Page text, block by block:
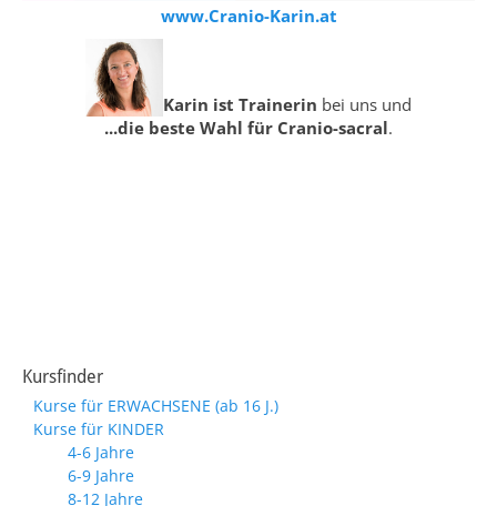
www.Cranio-Karin.at
Karin ist Trainerin bei uns und
...die beste Wahl für Cranio-sacral.
Kursfinder
Kurse für ERWACHSENE (ab 16 J.)
Kurse für KINDER
4-6 Jahre
6-9 Jahre
8-12 Jahre